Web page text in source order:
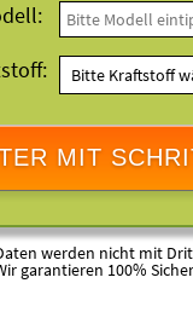
MIT
werden nicht mit
garantieren 100%